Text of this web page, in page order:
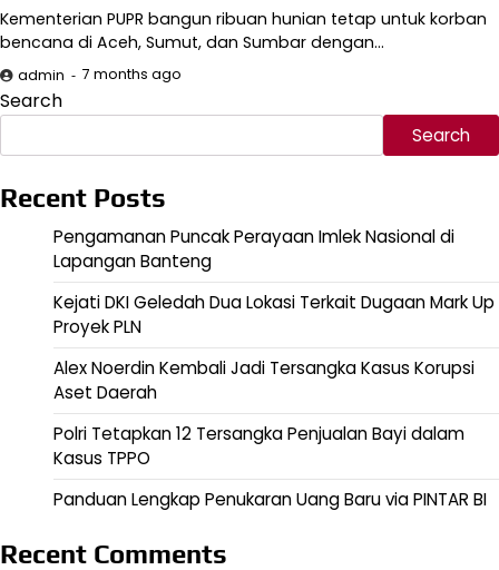
Kementerian PUPR bangun ribuan hunian tetap untuk korban
bencana di Aceh, Sumut, dan Sumbar dengan…
admin 7 months ago
Search
Search
Recent Posts
Pengamanan Puncak Perayaan Imlek Nasional di
Lapangan Banteng
Kejati DKI Geledah Dua Lokasi Terkait Dugaan Mark Up
Proyek PLN
Alex Noerdin Kembali Jadi Tersangka Kasus Korupsi
Aset Daerah
Polri Tetapkan 12 Tersangka Penjualan Bayi dalam
Kasus TPPO
Panduan Lengkap Penukaran Uang Baru via PINTAR BI
Recent Comments